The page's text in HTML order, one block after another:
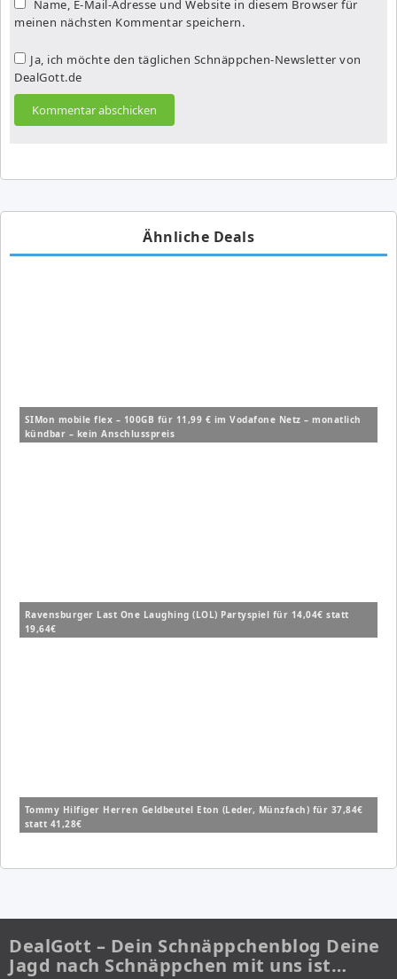
Name, E-Mail-Adresse und Website in diesem Browser für
meinen nächsten Kommentar speichern.
Ja, ich möchte den täglichen Schnäppchen-Newsletter von
DealGott.de
Ähnliche Deals
SIMon mobile flex – 100GB für 11,99 € im Vodafone Netz – monatlich
kündbar – kein Anschlusspreis
Ravensburger Last One Laughing (LOL) Partyspiel für 14,04€ statt
19,64€
Tommy Hilfiger Herren Geldbeutel Eton (Leder, Münzfach) für 37,84€
statt 41,28€
DealGott – Dein Schnäppchenblog Deine
Jagd nach Schnäppchen mit uns ist…